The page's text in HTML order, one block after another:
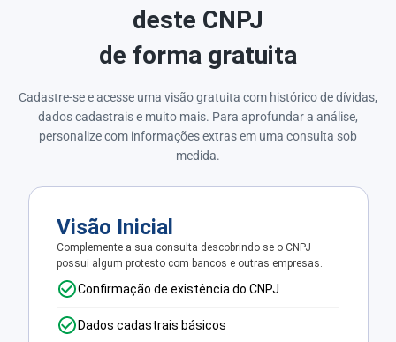
deste CNPJ
de forma gratuita
Cadastre-se e acesse uma visão gratuita com histórico de dívidas,
dados cadastrais e muito mais. Para aprofundar a análise,
personalize com informações extras em uma consulta sob
medida.
Visão Inicial
Complemente a sua consulta descobrindo se o CNPJ
possui algum protesto com bancos e outras empresas.
Confirmação de existência do CNPJ
Dados cadastrais básicos